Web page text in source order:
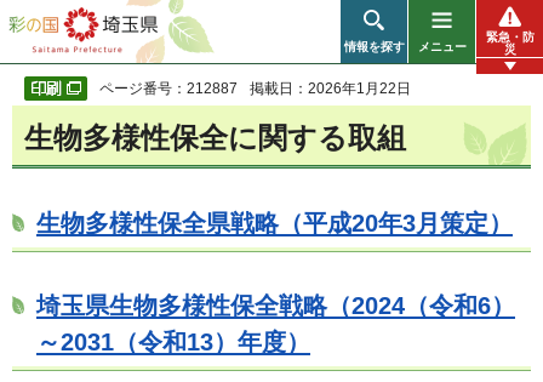
彩の国 埼玉県
情報を探す メニュー
緊急・防
災
ページ番号：212887 掲載日：2026年1月22日
生物多様性保全に関する取組
生物多様性保全県戦略（平成20年3月策定）
埼玉県生物多様性保全戦略（2024（令和6）
～2031（令和13）年度）